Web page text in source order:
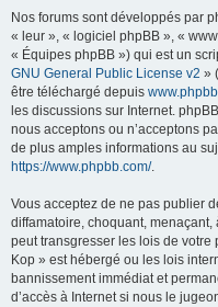
Nos forums sont développés par
« leur », « logiciel phpBB », «
« Équipes phpBB ») qui est un
GNU General Public License v2 »
être téléchargé depuis
les discussions sur Internet.
nous acceptons ou n’acceptons
de plus amples informations au
https://www.phpbb.com/.
Vous acceptez de ne pas publier
diffamatoire, choquant,
peut transgresser les lois de
Kop » est hébergé ou les lois
bannissement immédiat et
d’accès à Internet si nous le